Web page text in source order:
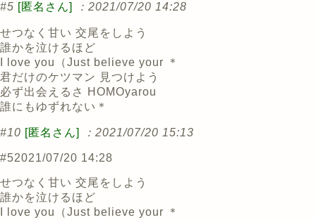
#5 [匿名さん] ：2021/07/20 14:28
せつなく甘い 交尾をしよう
誰かを泣けるほど
I love you（Just believe your ＊
君だけのケツマン 見つけよう
必ず出会えるさ HOMOyarou
誰にもゆずれない＊
#10 [匿名さん] ：2021/07/20 15:13
#52021/07/20 14:28
せつなく甘い 交尾をしよう
誰かを泣けるほど
I love you（Just believe your ＊